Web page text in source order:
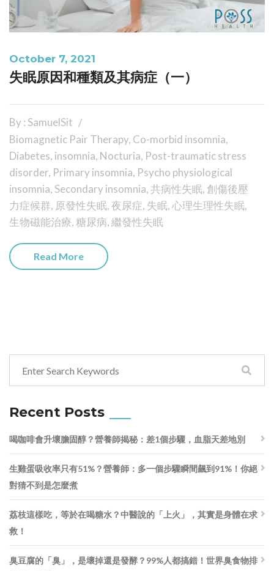
October 7, 2021
失眠原因和種類及其病症（一）
By : SamuelSit
Biomagnetic Pair Therapy, Co-morbid insomnia,
Diabetes, insomnia, Nocturia, Post-traumatic stress
disorder, Primary insomnia, Psycho physiological
insomnia, Secondary insomnia,共病性失眠,創傷後壓
力症候群, 原發性失眠,夜尿症, 失眠,心理生理性失眠,
生物磁能治療,糖尿病,繼發性失眠
Read More
Recent Posts
喝咖啡會升壞膽固醇？營養師揭秘：差1個步驟，血脂天差地別
生雞蛋吸收率只有51%？營養師：多一個步驟瞬間飆到91%！你絕
對猜不到是怎麼煮
荔枝這樣吃，等於在喝糖水？中醫說的「上火」，其實是身體在求
救！
臭豆腐的「臭」，是壞掉還是發酵？99%人都搞錯！世界臭食物排